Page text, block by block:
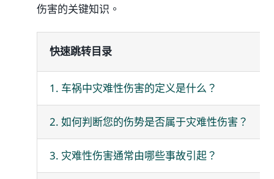
媒体新闻
温馨提示
伤害的关键知识。
快速跳转目录
1. 车祸中灾难性伤害的定义是什么？
2. 如何判断您的伤势是否属于灾难性伤害？
3. 灾难性伤害通常由哪些事故引起？